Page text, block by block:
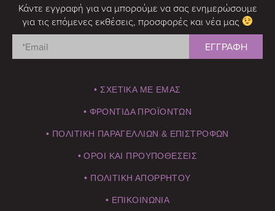
Κάντε εγγραφή για να μπορούμε να σας ενημερώσουμε
για τις επόμενες εκθέσεις, προσφορές και νέα μας
• ΣΧΕΤΙΚΑ ΜΕ ΕΜΑΣ
• ΦΡΟΝΤΙΔΑ ΠΡΟΪΟΝΤΩΝ
• ΠΟΛΙΤΙΚΗ ΠΑΡΑΓΕΛΛΙΩΝ & ΕΠΙΣΤΡΟΦΩΝ
• ΟΡΟΙ ΚΑΙ ΠΡΟΥΠΟΘΕΣΕΙΣ
• ΠΟΛΙΤΙΚΗ ΑΠΟΡΡΗΤΟΥ
• ΕΠΙΚΟΙΝΩΝΙΑ